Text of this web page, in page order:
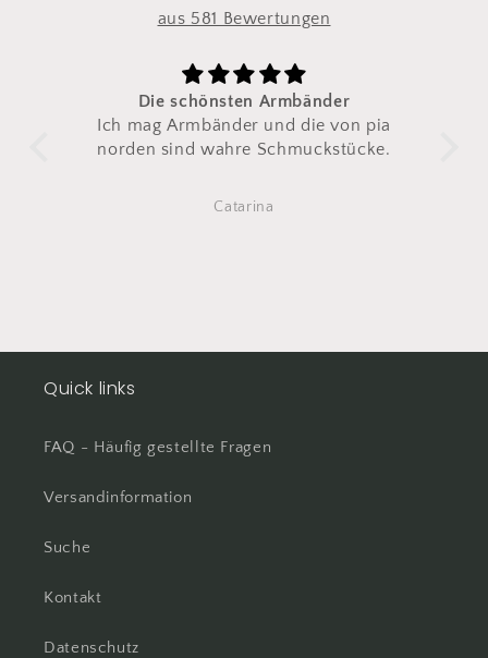
aus 581 Bewertungen
die von pia
Zum zweiten mal bestellt
Ich habe dieses Armband zum
zweiten mal bestellt.
Quick links
FAQ - Häufig gestellte Fragen
Versandinformation
Suche
Kontakt
Datenschutz